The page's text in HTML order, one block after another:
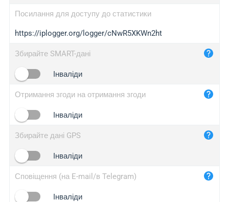
iplogger.com
maper.info
2no.co
yip.su
iplogger.info
Посилання для доступу до статистики
https://iplogger.org/logger/cNwR5XKWn2ht
Збирайте SMART-дані
Інваліди
Отримання згоди на отримання згоди
Інваліди
Збирайте дані GPS
Інваліди
Сповіщення (на E-mail/в Telegram)
Інваліди